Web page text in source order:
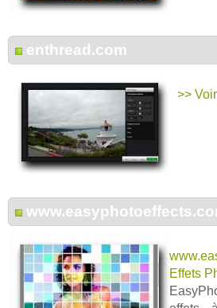
enthread.com
>>
Effets